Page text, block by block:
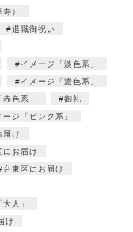
）
退職御祝い
イメージ「淡色系」
イメージ「濃色系」
色系」
御礼
ージ「ピンク系」
届け
にお届け
台東区にお届け
人」
け